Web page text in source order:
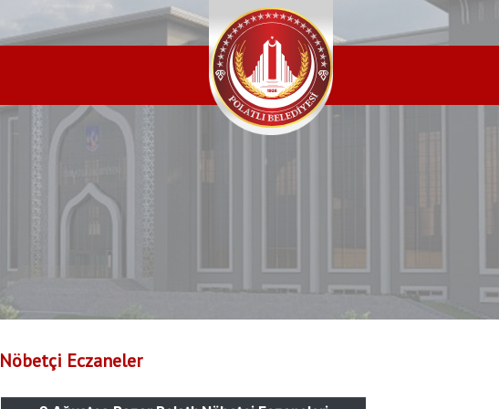
Nöbetçi Eczaneler